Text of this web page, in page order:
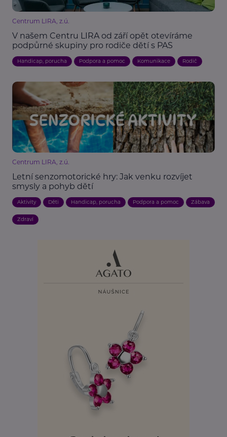
Centrum LIRA, z.ú.
V našem Centru LIRA od září opět otevíráme
podpůrné skupiny pro rodiče dětí s PAS
Handicap, porucha Podpora a pomoc Komunikace Rodič
Centrum LIRA, z.ú.
Letní senzomotorické hry: Jak venku rozvíjet
smysly a pohyb dětí
Aktivity Děti Handicap, porucha Podpora a pomoc Zábava
Zdraví